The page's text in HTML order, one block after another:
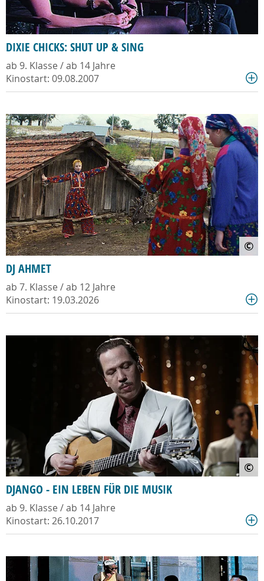
DIXIE CHICKS: SHUT UP & SING
ab 9. Klasse / ab 14 Jahre
Kinostart: 09.08.2007
©
DJ AHMET
ab 7. Klasse / ab 12 Jahre
Kinostart: 19.03.2026
©
DJANGO - EIN LEBEN FÜR DIE MUSIK
ab 9. Klasse / ab 14 Jahre
Kinostart: 26.10.2017